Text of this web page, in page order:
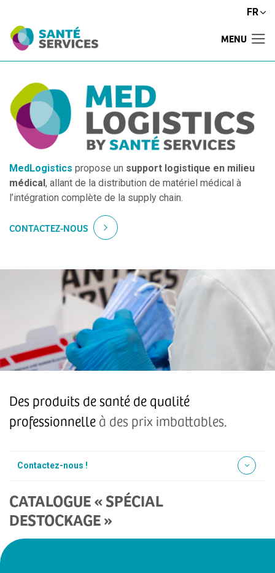
FR
MENU
MedLogistics propose un support logistique en milieu
médical , allant de la distribution de matériel médical à
l’intégration complète de la supply chain.
CONTACTEZ-NOUS
Des produits de santé de qualité
professionnelle à des prix imbattables.
Contactez-nous !
CATALOGUE « SPÉCIAL
DESTOCKAGE »